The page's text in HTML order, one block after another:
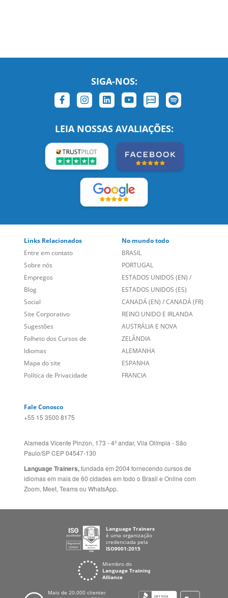
Entre em contato
Sobre nós
Empregos
Blog
Social
Site Corporativo
Sugestões
Folheto dos Cursos de
Idiomas
Mapa do site
Política de Privacidade
BRASIL
PORTUGAL
ESTADOS UNIDOS (EN)
ESTADOS UNIDOS (ES)
CANADÁ (EN)/CANADÁ (FR)
REINO UNIDO E IRLANDA
AUSTRÁLIA E NOVA
ZELÂNDIA
ALEMANHA
ESPANHA
FRANCIA
+55 15 3500 8175
Paulo/SP CEP 04547-130
Language Trainers,fundada em 2004 fornecendo cursos de
idiomas em mais de 60 cidades em todo o Brasil e Online com
Zoom, Meet, Teams ou WhatsApp.